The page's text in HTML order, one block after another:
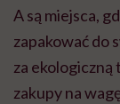
A są miejsca,
zapakować do
za ekologiczną
zakupy na